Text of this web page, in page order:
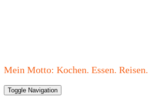
Mein Motto: Kochen. Essen. Reisen.
Toggle Navigation